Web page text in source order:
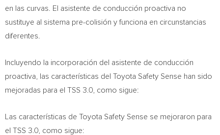
en las curvas. El asistente de conducción proactiva no
sustituye al sistema pre-colisión y funciona en circunstancias
diferentes.
Incluyendo la incorporación del asistente de conducción
proactiva, las características del Toyota Safety Sense han sido
mejoradas para el TSS 3.0, como sigue:
Las características de Toyota Safety Sense se mejoraron para
el TSS 3.0, como sigue: